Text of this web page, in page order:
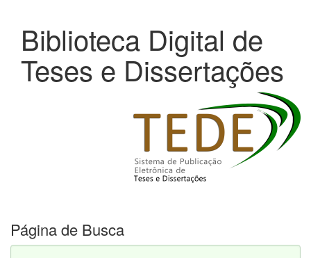
Biblioteca Digital de
Teses e Dissertações
Página de Busca